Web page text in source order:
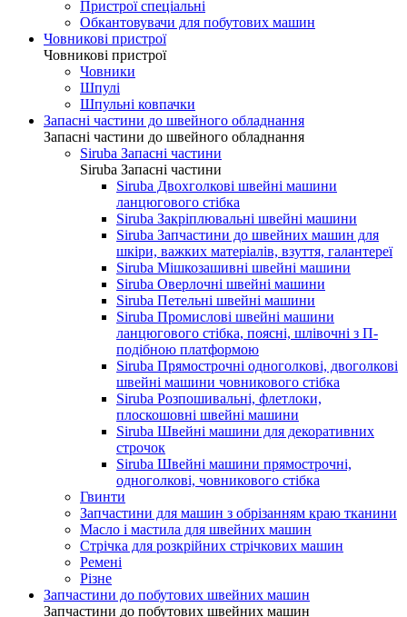
Пристрої спеціальні
Обкантовувачи для побутових машин
Човникові пристрої
Човникові пристрої
Човники
Шпулі
Шпульні ковпачки
Запасні частини до швейного обладнання
Запасні частини до швейного обладнання
Siruba Запасні частини
Siruba Запасні частини
Siruba Двохголкові швейні машини
ланцюгового стібка
Siruba Закріплювальні швейні машини
Siruba Запчастини до швейних машин для
шкіри, важких матеріалів, взуття, галантереї
Siruba Мішкозашивні швейні машини
Siruba Оверлочні швейні машини
Siruba Петельні швейні машини
Siruba Промислові швейні машини
ланцюгового стібка, поясні, шлівочні з П-
подібною платформою
Siruba Прямострочні одноголкові, двоголкові
швейні машини човникового стібка
Siruba Розпошивальні, флетлоки,
плоскошовні швейні машини
Siruba Швейні машини для декоративних
строчок
Siruba Швейні машини прямострочні,
одноголкові, човникового стібка
Гвинти
Запчастини для машин з обрізанням краю тканини
Масло і мастила для швейних машин
Стрічка для розкрійних стрічкових машин
Ремені
Різне
Запчастини до побутових швейних машин
Запчастини до побутових швейних машин